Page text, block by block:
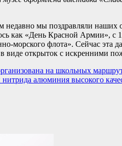
недавно мы поздравляли
как «День Красной Армии», с
морского флота». Сейчас эта
в виде открыток с искренними
на школьных
алюминия высокого